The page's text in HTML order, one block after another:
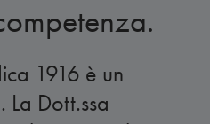
1916 è un
La Dott.ssa